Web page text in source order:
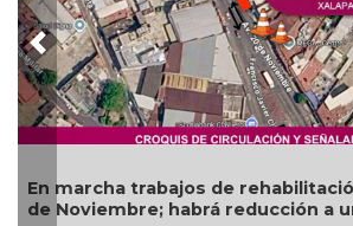
En marcha trabajos de
de Noviembre; habrá reducción a
Previous